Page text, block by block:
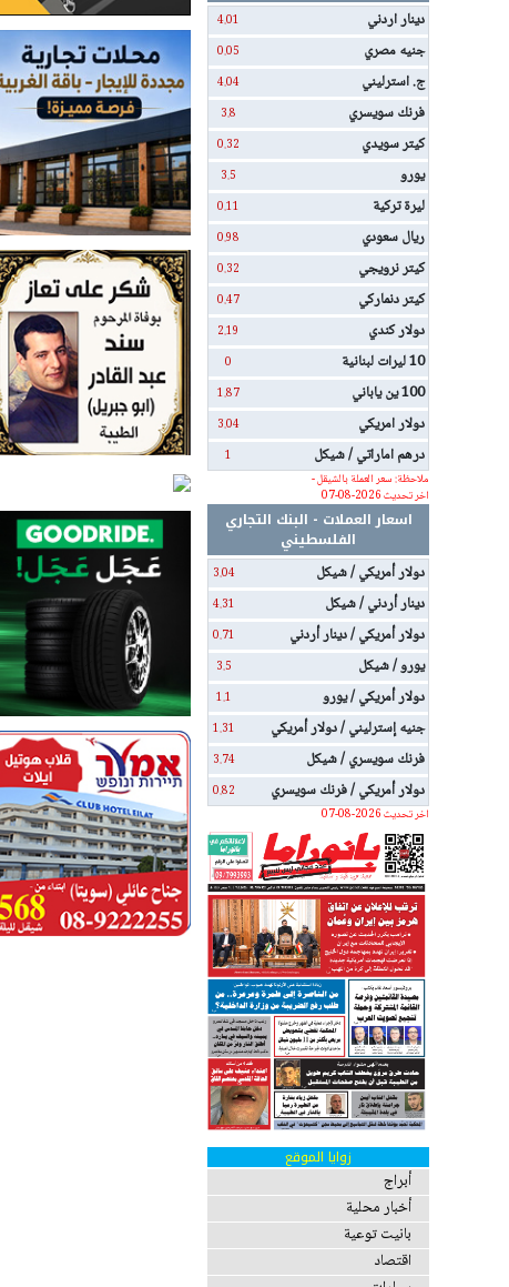
دينار اردني
4.01
جنيه مصري 0.05
ج. استرليني 4.04
فرنك سويسري 3.8
كيتر سويدي 0.32
يورو 3.5
ليرة تركية 0.11
ريال سعودي 0.98
كيتر نرويجي 0.32
كيتر دنماركي 0.47
دولار كندي 2.19
10 ليرات لبنانية 0
100 ين ياباني 1.87
دولار امريكي 3.04
درهم اماراتي / شيكل
1
ملاحظة: سعر العملة بالشيقل -
اخر تحديث 2026-08-07
اسعار العملات - البنك التجاري
الفلسطيني
دولار أمريكي / شيكل
3.04
دينار أردني / شيكل 4.31
دولار أمريكي / دينار أردني 0.71
يورو / شيكل 3.5
دولار أمريكي / يورو 1.1
جنيه إسترليني / دولار أمريكي 1.31
فرنك سويسري / شيكل 3.74
دولار أمريكي / فرنك سويسري
0.82
اخر تحديث 2026-08-07
زوايا الموقع
أبراج
أخبار محلية
بانيت توعية
اقتصاد